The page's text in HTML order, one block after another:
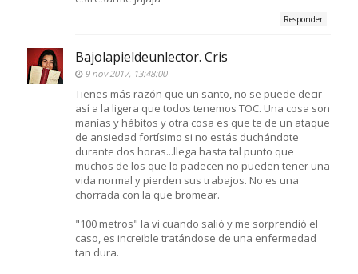
Responder
Bajolapieldeunlector. Cris
9 nov 2017, 13:48:00
Tienes más razón que un santo, no se puede decir
así a la ligera que todos tenemos TOC. Una cosa son
manías y hábitos y otra cosa es que te de un ataque
de ansiedad fortísimo si no estás duchándote
durante dos horas...llega hasta tal punto que
muchos de los que lo padecen no pueden tener una
vida normal y pierden sus trabajos. No es una
chorrada con la que bromear.
"100 metros" la vi cuando salió y me sorprendió el
caso, es increible tratándose de una enfermedad
tan dura.